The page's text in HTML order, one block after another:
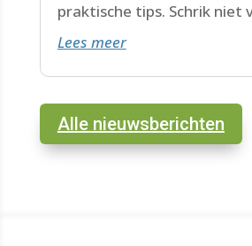
praktische tips. Schrik niet
Check de datum. Lees hier
Lees meer
Alle nieuwsberichten